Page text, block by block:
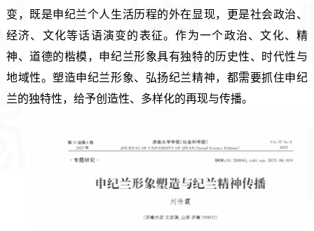
变，既是申纪兰个人生活历程的外在显现，更是社会政治、
经济、文化等话语演变的表征。作为一个政治、文化、精
神、道德的楷模，申纪兰形象具有独特的历史性、时代性与
地域性。塑造申纪兰形象、弘扬纪兰精神，都需要抓住申纪
兰的独特性，给予创造性、多样化的再现与传播。